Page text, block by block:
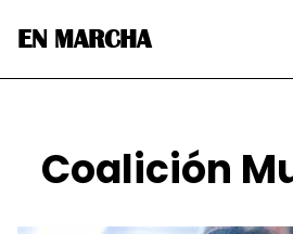
EN MARCHA
Coalición